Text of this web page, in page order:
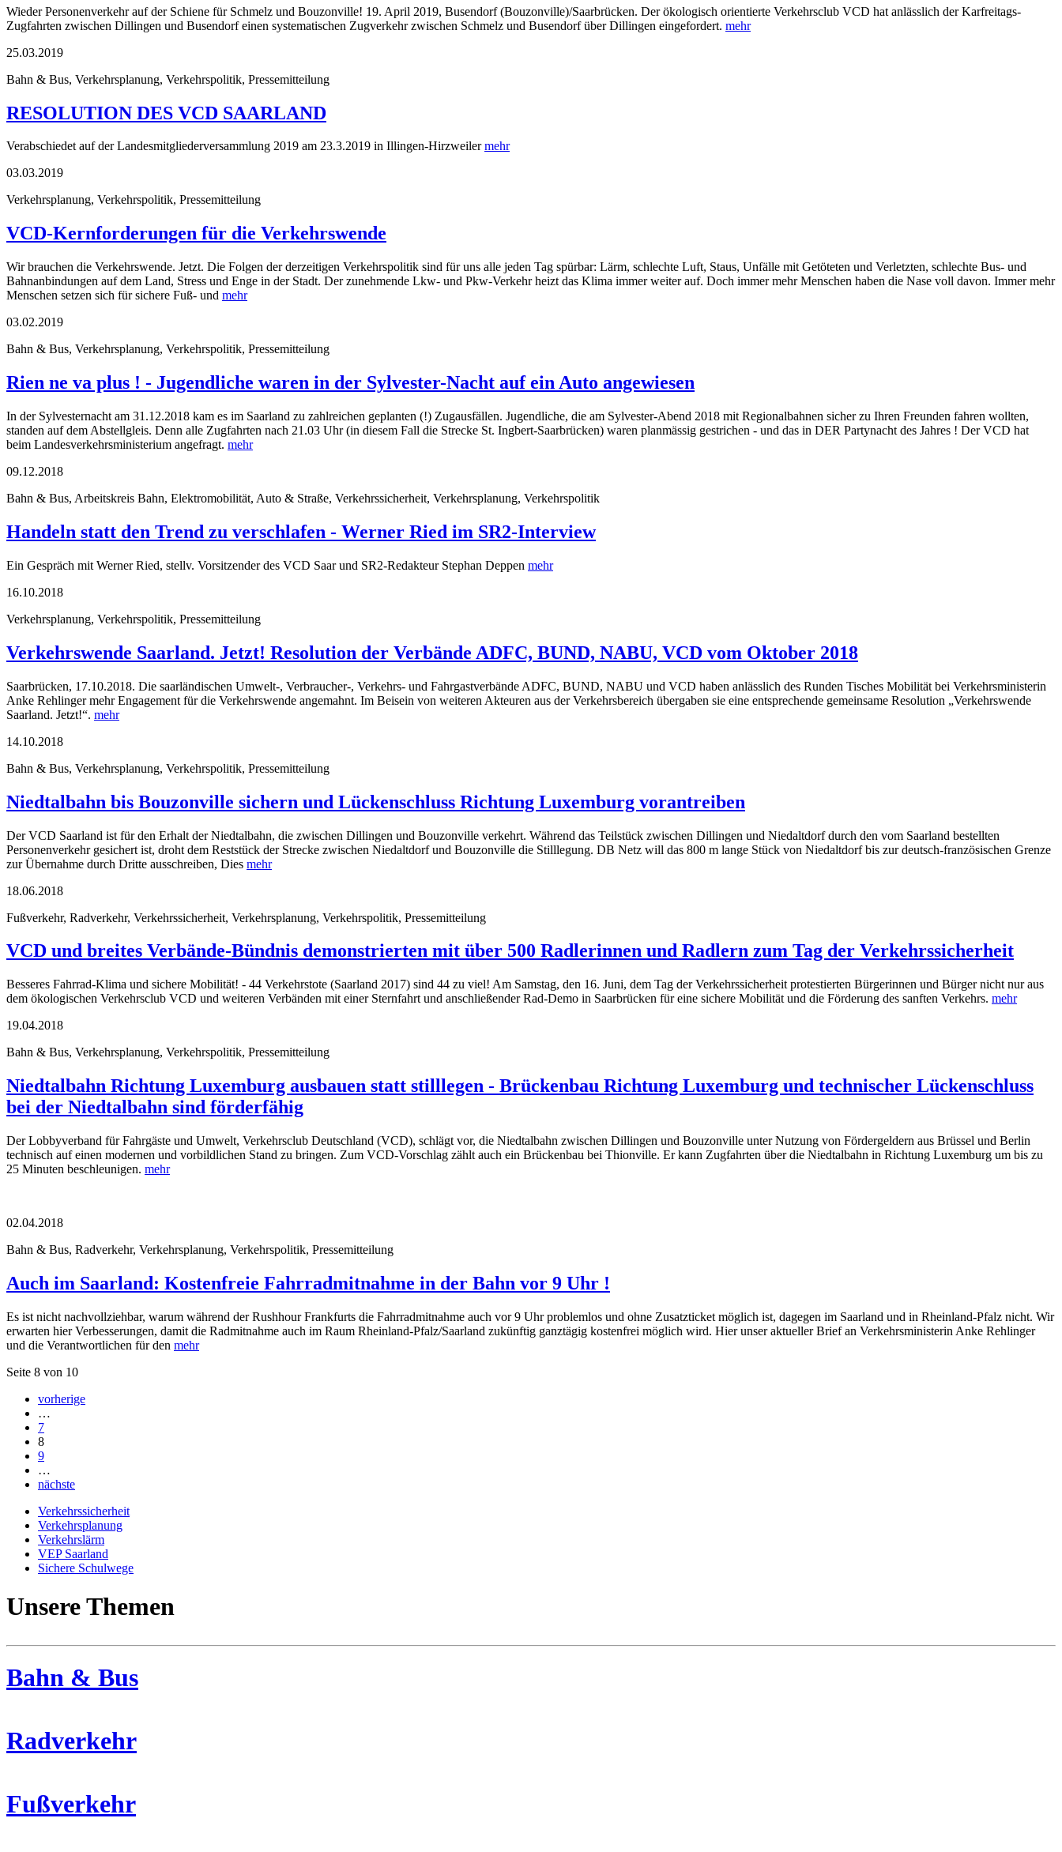
Wieder Personenverkehr auf der Schiene für Schmelz und Bouzonville! 19. April 2019, Busendorf (Bouzonville)/Saarbrücken. Der ökologisch orientierte Verkehrsclub VCD hat anlässlich der Karfreitags-
Zugfahrten zwischen Dillingen und Busendorf einen systematischen Zugverkehr zwischen Schmelz und Busendorf über Dillingen eingefordert. mehr
25.03.2019
Bahn & Bus, Verkehrsplanung, Verkehrspolitik, Pressemitteilung
RESOLUTION DES VCD SAARLAND
Verabschiedet auf der Landesmitgliederversammlung 2019 am 23.3.2019 in Illingen-Hirzweilermehr
03.03.2019
Verkehrsplanung, Verkehrspolitik, Pressemitteilung
VCD-Kernforderungen für die Verkehrswende
Wir brauchen die Verkehrswende. Jetzt. Die Folgen der derzeitigen Verkehrspolitik sind für uns alle jeden Tag spürbar: Lärm, schlechte Luft, Staus, Unfälle mit Getöteten und Verletzten, schlechte Bus- und
Bahnanbindungen auf dem Land, Stress und Enge in der Stadt. Der zunehmende Lkw- und Pkw-Verkehr heizt das Klima immer weiter auf. Doch immer mehr Menschen haben die Nase voll davon. Immer mehr
Menschen setzen sich für sichere Fuß- und mehr
03.02.2019
Bahn & Bus, Verkehrsplanung, Verkehrspolitik, Pressemitteilung
Ri­en ne va plus ! - Jugendliche waren in der Sylvester-Nacht auf ein Auto angewiesen
In der Sylvesternacht am 31.12.2018 kam es im Saarland zu zahlreichen geplanten (!) Zugausfällen. Jugendliche, die am Sylvester-Abend 2018 mit Regionalbahnen sicher zu Ihren Freunden fahren wollten,
standen auf dem Abstellgleis. Denn alle Zugfahrten nach 21.03 Uhr (in diesem Fall die Strecke St. Ingbert-Saarbrücken) waren planmässig gestrichen - und das in DER Partynacht des Jahres ! Der VCD hat
beim Landesverkehrsministerium angefragt. mehr
09.12.2018
Bahn & Bus, Arbeitskreis Bahn, Elektromobilität, Auto & Straße, Verkehrssicherheit, Verkehrsplanung, Verkehrspolitik
Handeln statt den Trend zu verschlafen - Werner Ried im SR2-Interview
Ein Gespräch mit Werner Ried, stellv. Vorsitzender des VCD Saar und SR2-Redakteur Stephan Deppen mehr
16.10.2018
Verkehrsplanung, Verkehrspolitik, Pressemitteilung
Verkehrswende Saarland. Jetzt! Resolution der Verbände ADFC, BUND, NABU, VCD vom Oktober 2018
Saarbrücken, 17.10.2018. Die saarländischen Umwelt-, Verbraucher-, Verkehrs- und Fahrgast­verbände ADFC, BUND, NABU und VCD haben anlässlich des Runden Tisches Mobilität bei Verkehrsministerin
Anke Rehlinger mehr Engagement für die Verkehrswende angemahnt. Im Beisein von weiteren Akteuren aus der Verkehrsbereich übergaben sie eine entsprechende gemeinsame Resolution „Verkehrswende
Saarland. Jetzt!“. mehr
14.10.2018
Bahn & Bus, Verkehrsplanung, Verkehrspolitik, Pressemitteilung
Niedtalbahn bis Bouzonville sichern und Lückenschluss Richtung Luxemburg vorantreiben
Der VCD Saarland ist für den Erhalt der Niedtalbahn, die zwischen Dillingen und Bouzonville verkehrt. Während das Teilstück zwischen Dillingen und Niedaltdorf durch den vom Saarland bestellten
Personenverkehr gesichert ist, droht dem Reststück der Strecke zwischen Niedaltdorf und Bouzonville die Stilllegung. DB Netz will das 800 m lange Stück von Niedaltdorf bis zur deutsch-französischen Grenze
zur Übernahme durch Dritte ausschreiben, Dies mehr
18.06.2018
Fußverkehr, Radverkehr, Verkehrssicherheit, Verkehrsplanung, Verkehrspolitik, Pressemitteilung
VCD und breites Verbände-Bündnis demonstrierten mit über 500 Radlerinnen und Radlern zum Tag der Verkehrssicherheit
Besseres Fahrrad-Klima und sichere Mobilität! - 44 Verkehrstote (Saarland 2017) sind 44 zu viel! Am Samstag, den 16. Juni, dem Tag der Verkehrssicherheit protestierten Bürgerinnen und Bürger nicht nur aus
dem ökologischen Verkehrsclub VCD und weiteren Verbänden mit einer Sternfahrt und anschließender Rad-Demo in Saarbrücken für eine sichere Mobilität und die Förderung des sanften Verkehrs. mehr
19.04.2018
Bahn & Bus, Verkehrsplanung, Verkehrspolitik, Pressemitteilung
Niedtalbahn Richtung Luxemburg ausbauen statt stilllegen - Brückenbau Richtung Luxemburg und technischer Lückenschluss
bei der Niedtalbahn sind förderfähig
Der Lobbyverband für Fahrgäste und Umwelt, Verkehrsclub Deutschland (VCD), schlägt vor, die Niedtalbahn zwischen Dillingen und Bouzonville unter Nutzung von Fördergeldern aus Brüssel und Berlin
technisch auf einen modernen und vorbildlichen Stand zu bringen. Zum VCD-Vorschlag zählt auch ein Brückenbau bei Thionville. Er kann Zugfahrten über die Niedtalbahn in Richtung Luxemburg um bis zu
25 Minuten beschleunigen. mehr
02.04.2018
Bahn & Bus, Radverkehr, Verkehrsplanung, Verkehrspolitik, Pressemitteilung
Auch im Saarland: Kostenfreie Fahrradmitnahme in der Bahn vor 9 Uhr !
Es ist nicht nachvollziehbar, warum während der Rushhour Frankfurts die Fahrradmitnahme auch vor 9 Uhr problemlos und ohne Zusatzticket möglich ist, dagegen im Saarland und in Rheinland-Pfalz nicht. Wir
erwarten hier Verbesserungen, damit die Radmitnahme auch im Raum Rheinland-Pfalz/Saarland zukünftig ganztägig kostenfrei möglich wird. Hier unser aktueller Brief an Verkehrsministerin Anke Rehlinger
und die Verantwortlichen für den mehr
Seite 8 von 10
vorherige
…
7
8
9
…
nächste
Verkehrssicherheit
Verkehrsplanung
Verkehrslärm
VEP Saarland
Sichere Schulwege
Unsere Themen
Bahn & Bus
Radverkehr
Fußverkehr